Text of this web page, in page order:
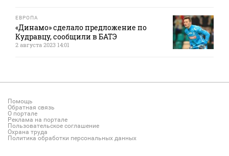
ЕВРОПА
«Динамо» сделало предложение по
Кудравцу, сообщили в БАТЭ
2 августа 2023 14:01
Помощь
Обратная связь
О портале
Реклама на портале
Пользовательское соглашение
Охрана труда
Политика обработки персональных данных